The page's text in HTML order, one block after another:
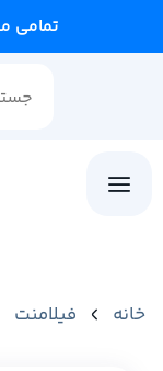
تمامی
خانه فیلامنت